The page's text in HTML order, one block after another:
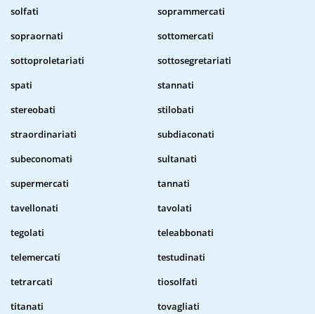
solfati
soprammercati
sopraornati
sottomercati
sottoproletariati
sottosegretariati
spati
stannati
stereobati
stilobati
straordinariati
subdiaconati
subeconomati
sultanati
supermercati
tannati
tavellonati
tavolati
tegolati
teleabbonati
telemercati
testudinati
tetrarcati
tiosolfati
titanati
tovagliati